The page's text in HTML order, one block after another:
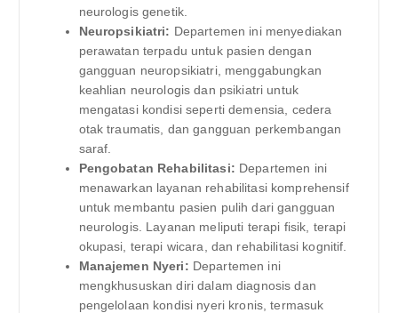
neurologis genetik.
Neuropsikiatri: Departemen ini menyediakan
perawatan terpadu untuk pasien dengan
gangguan neuropsikiatri, menggabungkan
keahlian neurologis dan psikiatri untuk
mengatasi kondisi seperti demensia, cedera
otak traumatis, dan gangguan perkembangan
saraf.
Pengobatan Rehabilitasi: Departemen ini
menawarkan layanan rehabilitasi komprehensif
untuk membantu pasien pulih dari gangguan
neurologis. Layanan meliputi terapi fisik, terapi
okupasi, terapi wicara, dan rehabilitasi kognitif.
Manajemen Nyeri: Departemen ini
mengkhususkan diri dalam diagnosis dan
pengelolaan kondisi nyeri kronis, termasuk